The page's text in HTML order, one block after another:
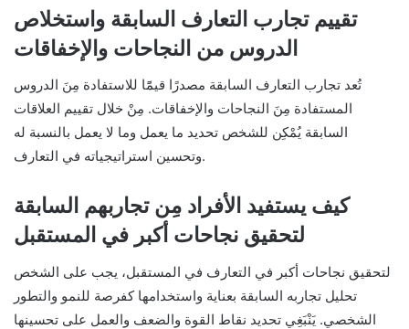
تقييم تجارب التعارف السابقة واستخلاص
الدروس من النجاحات والإخفاقات
تُعد تجارب التعارف السابقة مصدرًا قيمًًا للاستفادة مِنَ الدروس
المستفادة مِنَ النجاحات والإخفاقات. مِنْ خلال تقييم العلاقات
السابقة يُمْكِن للشخص تحديد ما يعمل وما لا يعمل بالنسبة له
وتحسين استراتيجياته في التعارف.
كيف يستفيد الأفراد مِن تجاربهم السابقة
لتحقيق نجاحات أكبر في المستقبل
لتحقيق نجاحات أكبر في التعارف في المستقبل، يجب على الشخص
تحليل تجاربه السابقة بعناية واستخدامها كفرصة للنمو والتطور
الشخصي. يَنْبَغِي تحديد نقاط القوة والضعف والعمل على تحسينها